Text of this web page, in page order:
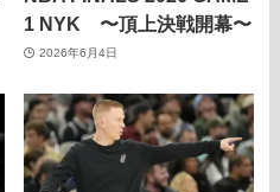
1 NYK 〜頂上決戦開幕〜
2026年6月4日